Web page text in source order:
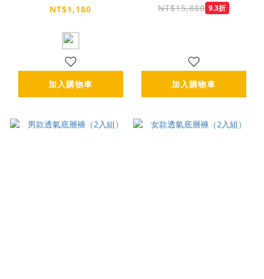
NT$1,180
加入購物車
NT$15,880 9.3折
加入購物車